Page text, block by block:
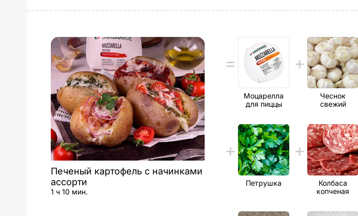
Печеный картофель с начинками
ассорти
1 ч 10 мин.
Моцарелла
для пиццы
Чеснок
свежий
Петрушка
Колбаса
копченая